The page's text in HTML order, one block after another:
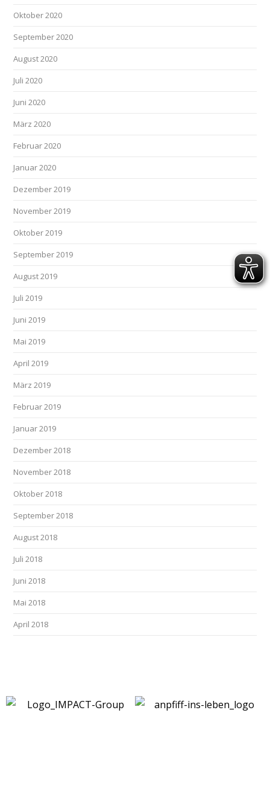
Oktober 2020
September 2020
August 2020
Juli 2020
Juni 2020
März 2020
Februar 2020
Januar 2020
Dezember 2019
November 2019
Oktober 2019
September 2019
August 2019
Juli 2019
Juni 2019
Mai 2019
April 2019
März 2019
Februar 2019
Januar 2019
Dezember 2018
November 2018
Oktober 2018
September 2018
August 2018
Juli 2018
Juni 2018
Mai 2018
April 2018